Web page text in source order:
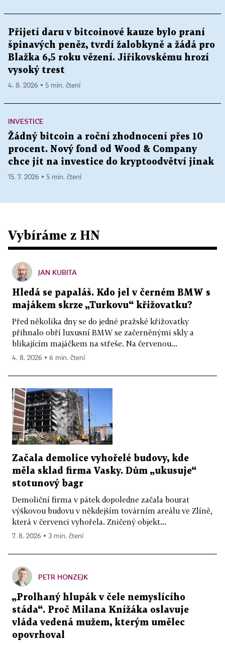
Přijetí daru v bitcoinové kauze bylo praní
špinavých peněz, tvrdí žalobkyně a žádá pro
Blažka 6,5 roku vězení. Jiřikovskému hrozí
vysoký trest
4. 8. 2026 ▪ 5 min. čtení
INVESTICE
Žádný bitcoin a roční zhodnocení přes 10
procent. Nový fond od Wood & Company
chce jít na investice do kryptoodvětví jinak
15. 7. 2026 ▪ 5 min. čtení
Vybíráme z HN
JAN KUBITA
Hledá se papaláš. Kdo jel v černém BMW s
majákem skrze „Turkovu“ křižovatku?
Před několika dny se do jedné pražské křižovatky
přihnalo obří luxusní BMW se začerněnými skly a
blikajícím majáčkem na střeše. Na červenou...
4. 8. 2026 ▪ 6 min. čtení
Začala demolice vyhořelé budovy, kde
měla sklad firma Vasky. Dům „ukusuje“
stotunový bagr
Demoliční firma v pátek dopoledne začala bourat
výškovou budovu v někdejším továrním areálu ve Zlíně,
která v červenci vyhořela. Zničený objekt...
7. 8. 2026 ▪ 3 min. čtení
PETR HONZEJK
„Prolhaný hlupák v čele nemyslícího
stáda“. Proč Milana Knížáka oslavuje
vláda vedená mužem, kterým umělec
opovrhoval